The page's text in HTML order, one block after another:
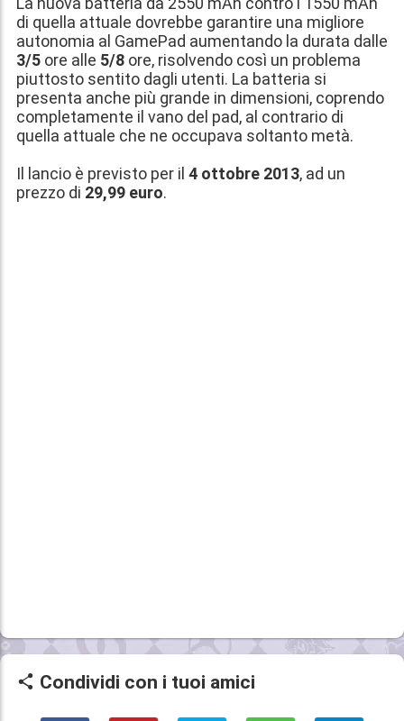
di quella attuale dovrebbe garantire una migliore
autonomia al GamePad aumentando la durata dalle
3/5 ore alle 5/8 ore, risolvendo così un problema
piuttosto sentito dagli utenti. La batteria si
presenta anche più grande in dimensioni, coprendo
completamente il vano del pad, al contrario di
quella attuale che ne occupava soltanto metà.
Il lancio è previsto per il 4 ottobre 2013, ad un
prezzo di 29,99 euro.
Condividi con i tuoi amici